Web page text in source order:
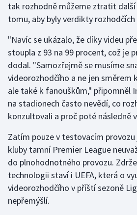
Parasport
Plážový volejbal
Ragby
Rychlobruslení
Short track
Sportovní střelba
Stolní tenis
tak rozhodně můžeme ztratit
tomu, aby byly verdikty rozhodčích
"Navíc se ukázalo, že díky videu
stoupla z 93 na 99 procent, což je
dodal. "Samozřejmě se musíme
videorozhodčího a ne jen směrem
ale také k fanouškům," připomněl
na stadionech často nevědí, co
konzultovali a proč poté následně
Zatím pouze v testovacím provozu
kluby tamní Premier League
do plnohodnotného provozu.
technologii staví i UEFA, která o
videorozhodčího v příští sezoně
nepřemýšlí.